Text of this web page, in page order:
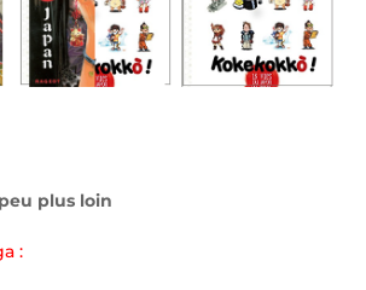
plus loin
: